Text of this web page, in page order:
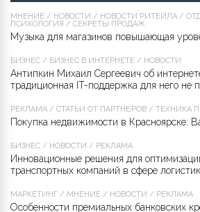
МНЕНИЕ / НОВОСТИ / НОВОСТИ РИТЕЙЛА /
ПСИХОЛОГИЯ / СЕКРЕТЫ ПРОДАЖ
Музыка для магазинов повышающая
БИЗНЕС / БИЗНЕС В ИНТЕРНЕТЕ / НОВОСТИ
Антипкин Михаил Сергеевич об
традиционная IT-поддержка для него не
РЕКЛАМА / СТАТЬИ ОТ ПАРТНЁРОВ / ТЕХНИКА
Покупка недвижимости в Красноярске:
БИЗНЕС / НОВОСТИ / РЕКЛАМА
Инновационные решения для
транспортных компаний в сфере
МАРКЕТИНГ / МНЕНИЕ / НОВОСТИ / РЕКЛАМА
Особенности премиальных банковских